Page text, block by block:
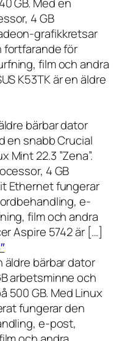
4 GB
grafikkretsar
fortfarande för
film och andra
K53TK är en äldre
bärbar dator
en snabb Crucial
Mint 22.3 ”Zena”.
4 GB
Ethernet fungerar
e-
film och andra
Aspire 5742 är […]
äldre bärbar dator
arbetsminne och
500 GB. Med Linux
fungerar den
e-post,